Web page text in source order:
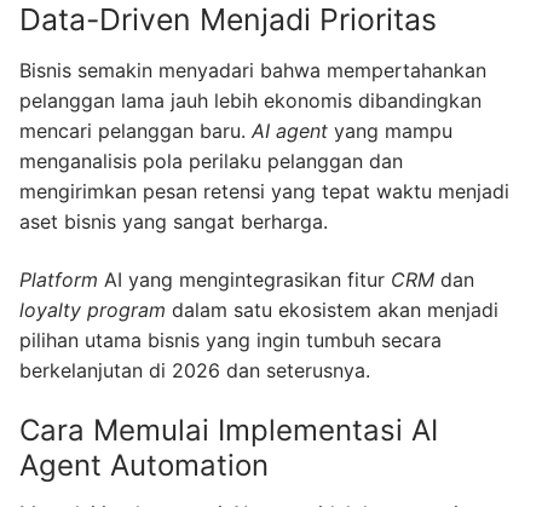
Data-Driven Menjadi Prioritas
Bisnis semakin menyadari bahwa mempertahankan
pelanggan lama jauh lebih ekonomis dibandingkan
mencari pelanggan baru. AI agent yang mampu
menganalisis pola perilaku pelanggan dan
mengirimkan pesan retensi yang tepat waktu menjadi
aset bisnis yang sangat berharga.
Platform AI yang mengintegrasikan fitur CRM dan
loyalty program dalam satu ekosistem akan menjadi
pilihan utama bisnis yang ingin tumbuh secara
berkelanjutan di 2026 dan seterusnya.
Cara Memulai Implementasi AI
Agent Automation